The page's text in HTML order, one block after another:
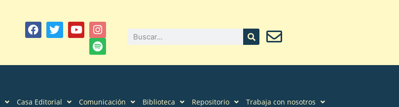
Casa Editorial Comunicación Biblioteca Repositorio
Trabaja con nosotros